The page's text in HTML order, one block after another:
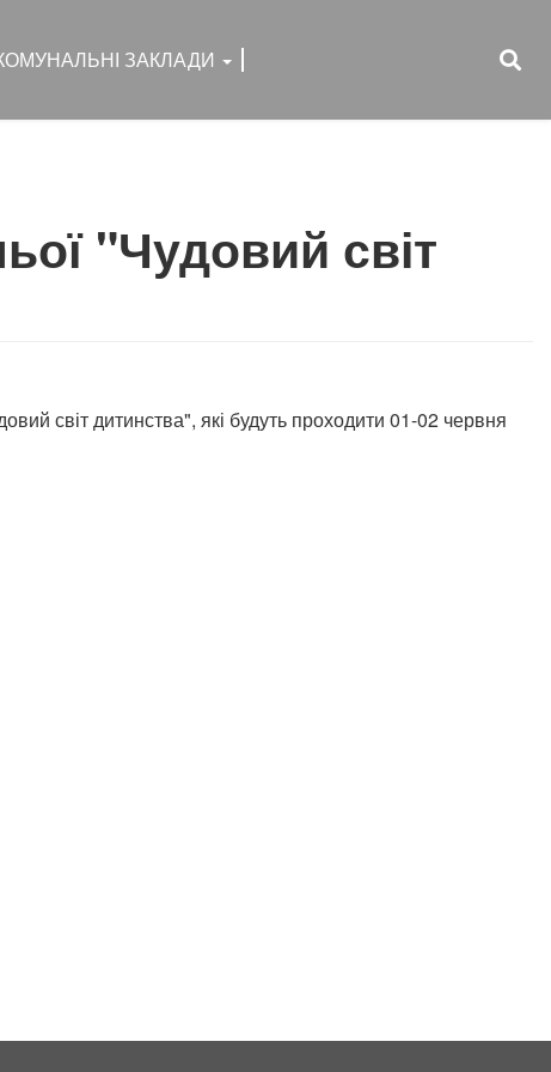
ЗАКЛАДИ
"Чудовий світ
світ дитинства", які будуть проходити 01-02 червня